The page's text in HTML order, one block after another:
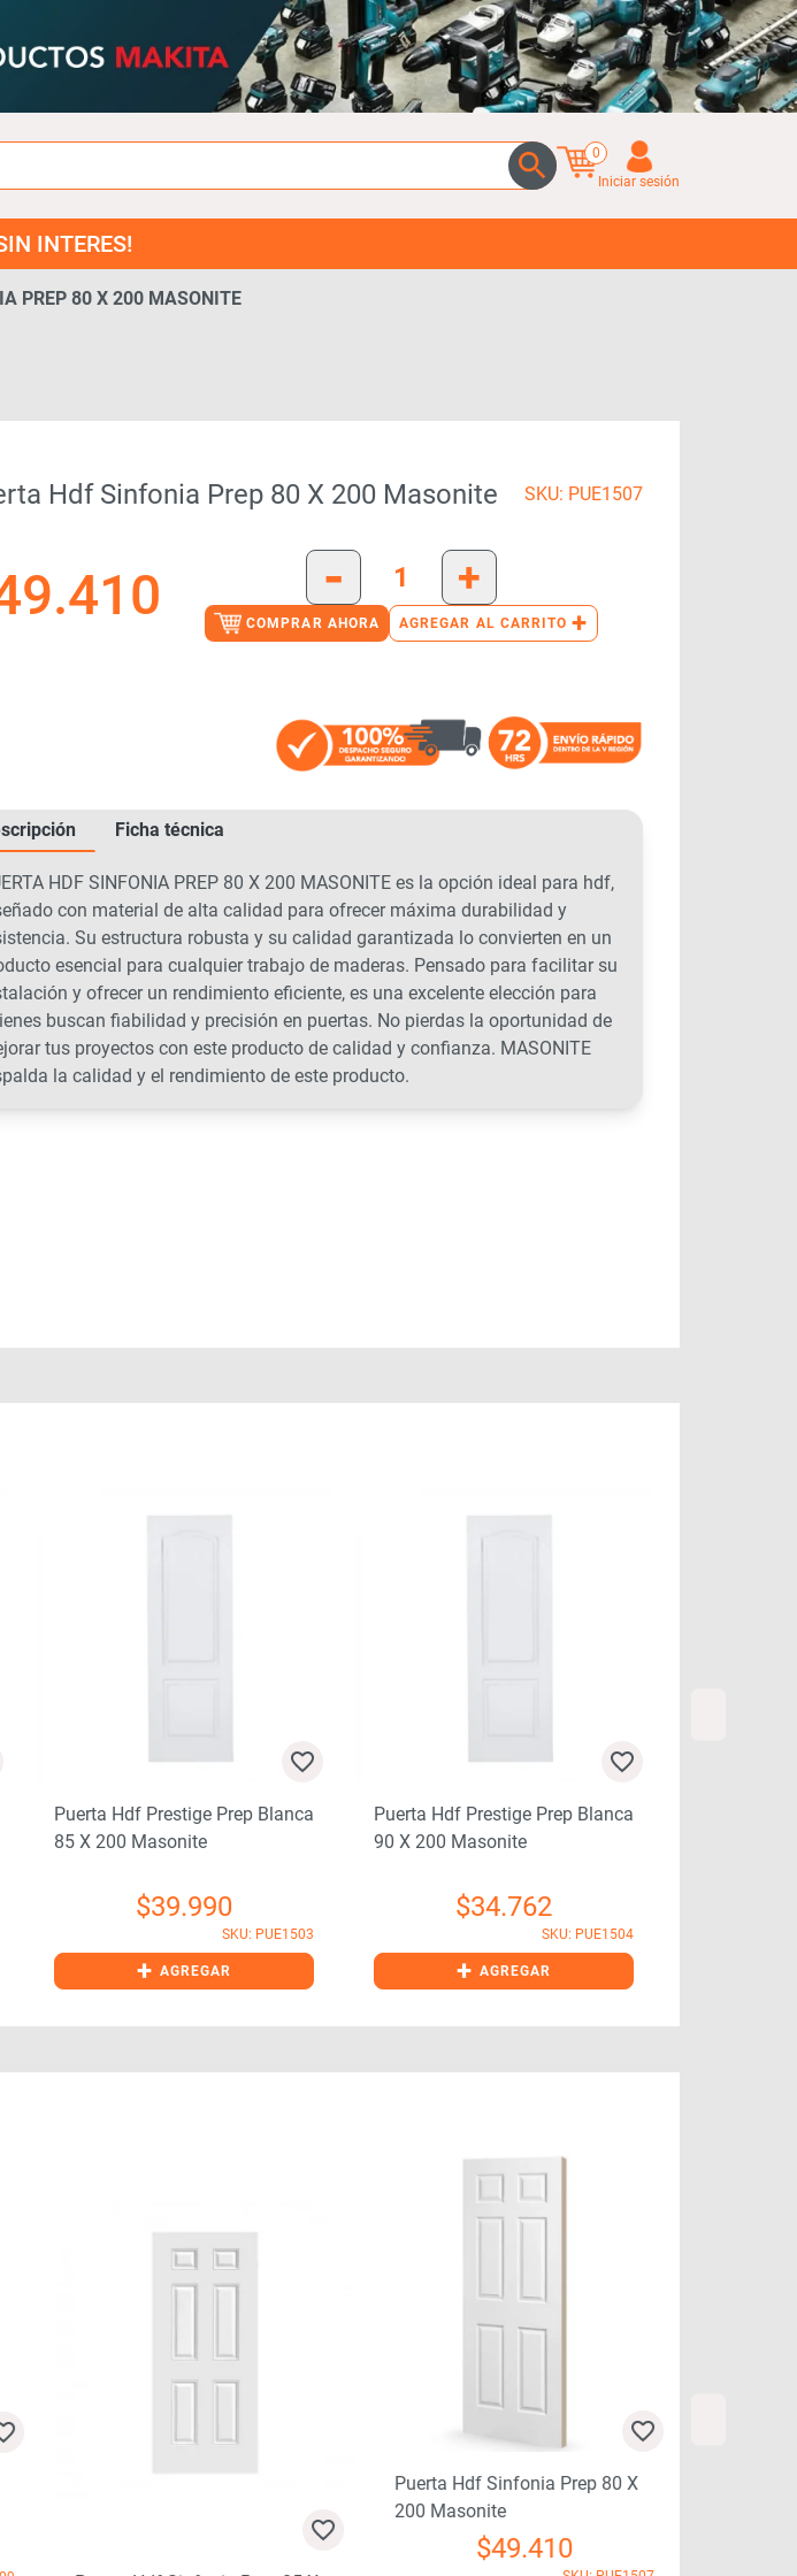
0
Iniciar sesión
PREP 80 X 200 MASONITE
Hdf Sinfonia Prep 80 X 200 Masonite SKU: PUE1507
- +
COMPRAR AHORA AGREGAR AL CARRITO +
Ficha técnica
HDF SINFONIA PREP 80 X 200 MASONITE es la opción ideal para hdf,
con material de alta calidad para ofrecer máxima durabilidad y
Su estructura robusta y su calidad garantizada lo convierten en un
esencial para cualquier trabajo de maderas. Pensado para facilitar su
y ofrecer un rendimiento eficiente, es una excelente elección para
buscan fiabilidad y precisión en puertas. No pierdas la oportunidad de
tus proyectos con este producto de calidad y confianza. MASONITE
la calidad y el rendimiento de este producto.
Puerta Hdf Prestige Prep Blanca
85 X 200 Masonite
$39.990
SKU: PUE1503
+ AGREGAR
Puerta Hdf Prestige Prep Blanca
90 X 200 Masonite
$34.762
SKU: PUE1504
+ AGREGAR
Puerta Hdf Sinfonia Prep 80 X
200 Masonite
49.410